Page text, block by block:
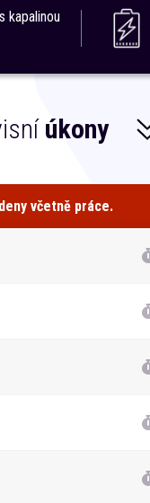
kapalinou
úkony
včetně práce.